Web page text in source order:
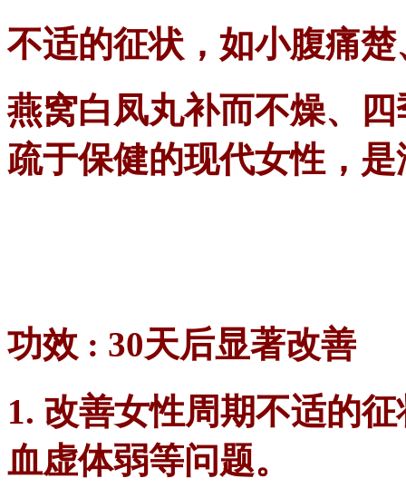
不适的征状，如小腹痛
燕窝白凤丸补而不燥、
疏于保健的现代女性，
功效 : 30天后显著改善
1. 改善女性周期不适的
血虚体弱等问题。